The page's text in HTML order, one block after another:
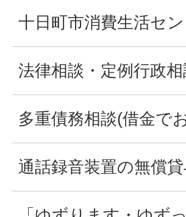
十日町市消費生活セ
法律相談・定例行政
多重債務相談(借金で
通話録音装置の無償